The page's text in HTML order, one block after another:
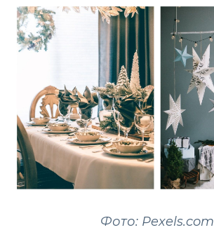
Фото: Pexels.com